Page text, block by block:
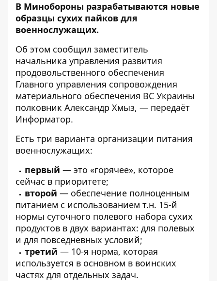
В Минобороны разрабатываются новые
образцы сухих пайков для
военнослужащих.
Об этом сообщил заместитель
начальника управления развития
продовольственного обеспечения
Главного управления сопровождения
материального обеспечения ВС Украины
полковник Александр Хмыз, — передаёт
Информатор.
Есть три варианта организации питания
военнослужащих:
первый — это «горячее», которое
сейчас в приоритете;
второй — обеспечение полноценным
питанием с использованием т.н. 15-й
нормы суточного полевого набора сухих
продуктов в двух вариантах: для полевых
и для повседневных условий;
третий — 10-я норма, которая
используется в основном в воинских
частях для отдельных задач.